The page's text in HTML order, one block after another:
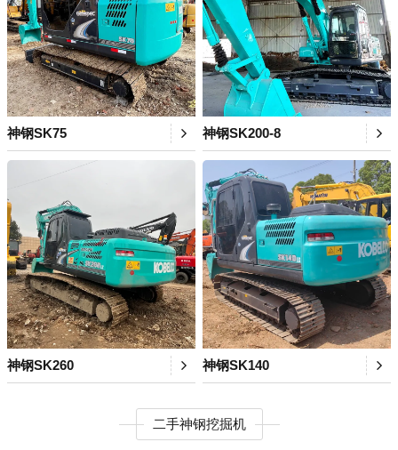
神钢SK75 神钢SK200-8
神钢SK260 神钢SK140
二手神钢挖掘机